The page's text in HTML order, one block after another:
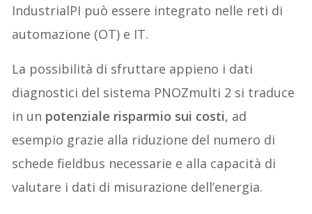
IndustrialPI può essere integrato nelle reti di
automazione (OT) e IT.
La possibilità di sfruttare appieno i dati
diagnostici del sistema PNOZmulti 2 si traduce
in un potenziale risparmio sui costi, ad
esempio grazie alla riduzione del numero di
schede fieldbus necessarie e alla capacità di
valutare i dati di misurazione dell’energia.